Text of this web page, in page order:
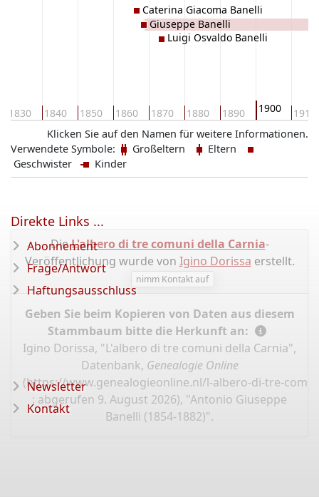
1830 1840 1850 1860 1870 1880 1890 1900 1910
Caterina Giacoma Banelli
Giuseppe Banelli
Luigi Osvaldo Banelli
Klicken Sie auf den Namen für weitere Informationen.
Verwendete Symbole:
Großeltern
Eltern
Geschwister
Kinder
DieL'albero di tre comuni della Carnia-
Veröffentlichung wurde von Igino Dorissa erstellt.
nimm Kontakt auf
Geben Sie beim Kopieren von Daten aus diesem
Stammbaum bitte die Herkunft an:
Igino Dorissa, "L'albero di tre comuni della Carnia",
Datenbank, Genealogie Online
(https://www.genealogieonline.nl/l-albero-di-tre-
: abgerufen 9. August 2026), "Antonio Giuseppe
Banelli (1854-1882)".
Direkte Links ...
Abonnement
Frage/Antwort
Haftungsausschluss
Newsletter
Kontakt